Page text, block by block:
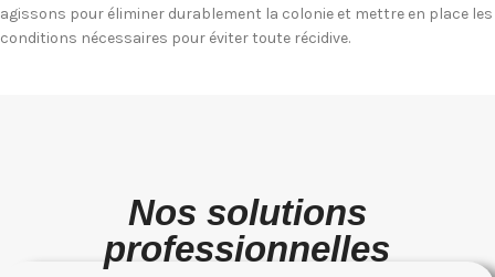
agissons pour éliminer durablement la colonie et mettre en place les
conditions nécessaires pour éviter toute récidive.
Nos solutions
professionnelles